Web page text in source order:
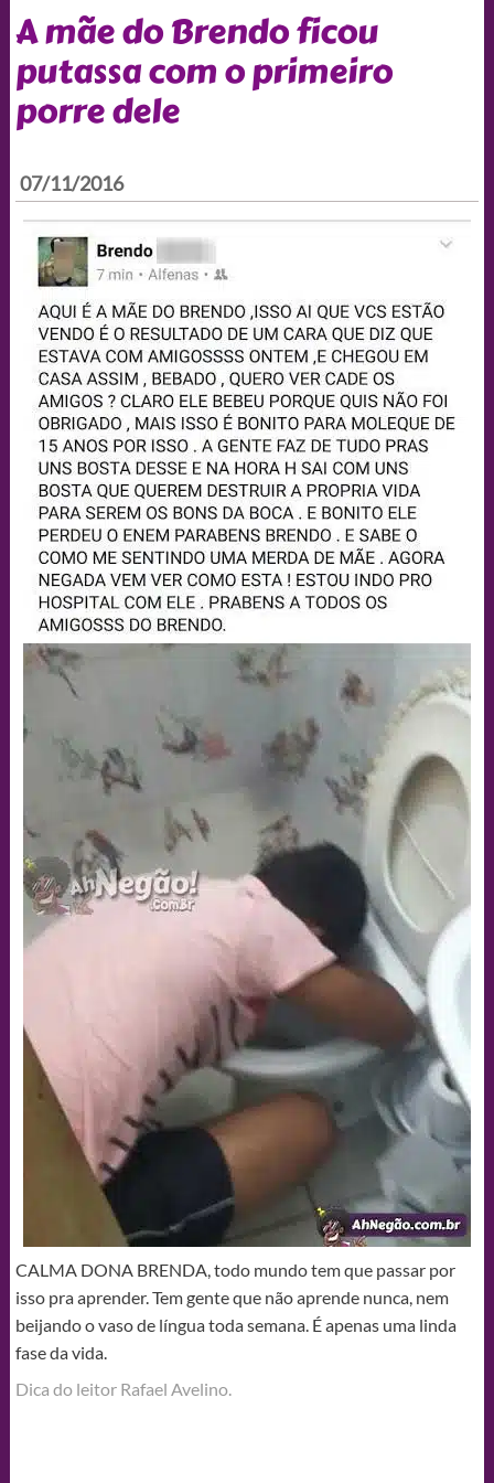
A mãe do Brendo ficou
putassa com o primeiro
porre dele
07/11/2016
CALMA DONA BRENDA, todo mundo tem que passar por
isso pra aprender. Tem gente que não aprende nunca, nem
beijando o vaso de língua toda semana. É apenas uma linda
fase da vida.
Dica do leitor Rafael Avelino.